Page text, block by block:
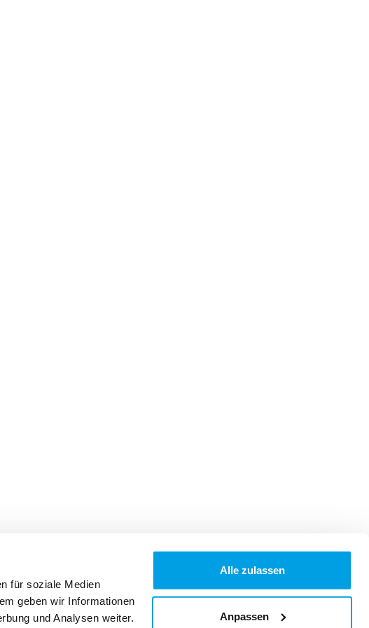
für soziale Medien
geben wir Informationen
und Analysen weiter.
Alle zulassen
Anpassen